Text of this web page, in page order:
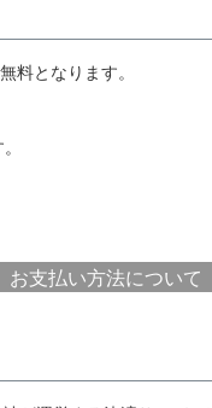
料となります。
お支払い方法について